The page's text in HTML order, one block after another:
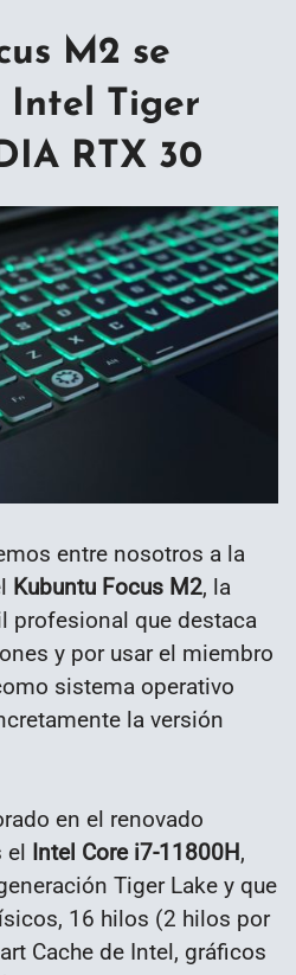
M2 se
Intel Tiger
RTX 30
entre nosotros a la
Kubuntu Focus M2, la
profesional que destaca
y por usar el miembro
sistema operativo
la versión
en el renovado
el Intel Core i7-11800H,
Tiger Lake y que
16 hilos (2 hilos por
Cache de Intel, gráficos